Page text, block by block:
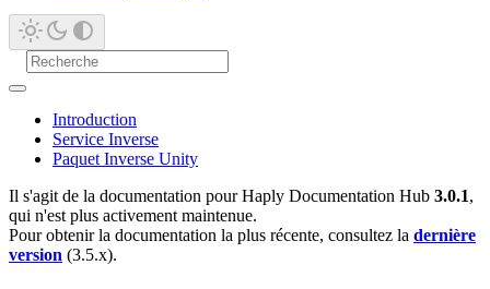
Introduction
Service Inverse
Paquet Inverse Unity
Il s'agit de la documentation pour Haply Documentation Hub 3.0.1,
qui n'est plus activement maintenue.
Pour obtenir la documentation la plus récente, consultez la dernière
version (3.5.x).